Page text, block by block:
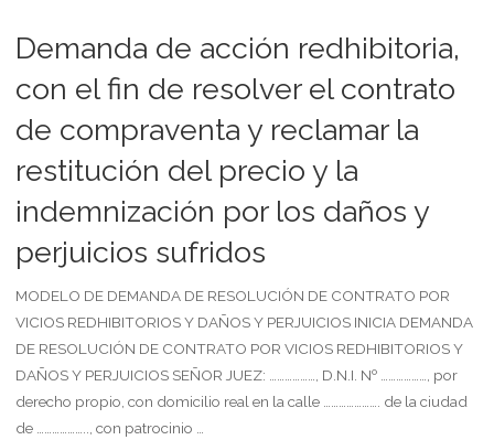
por
accidente"
Demanda de acción redhibitoria,
con el fin de resolver el contrato
de compraventa y reclamar la
restitución del precio y la
indemnización por los daños y
perjuicios sufridos
MODELO DE DEMANDA DE RESOLUCIÓN DE CONTRATO POR
VICIOS REDHIBITORIOS Y DAÑOS Y PERJUICIOS INICIA DEMANDA
DE RESOLUCIÓN DE CONTRATO POR VICIOS REDHIBITORIOS Y
DAÑOS Y PERJUICIOS SEÑOR JUEZ: ………………, D.N.I. Nº ………………, por
derecho propio, con domicilio real en la calle …………………. de la ciudad
de ……………….., con patrocinio …